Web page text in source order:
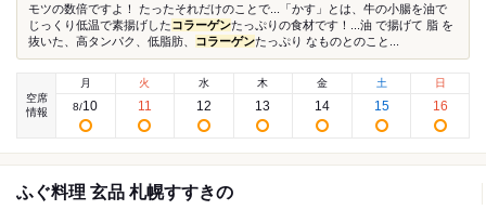
モツの数倍ですよ！ たったそれだけのことで...「かす」とは、牛の小腸を油で
じっくり低温で素揚げしたコラーゲンたっぷりの食材です！...油 で揚げて 脂 を
抜いた、高タンパク、低脂肪、 コラーゲンたっぷり なものとのこと...
空席
情報
月
8/10
火
11
水
12
木
13
金
14
土
15
日
16
ふぐ料理 玄品 札幌すすきの